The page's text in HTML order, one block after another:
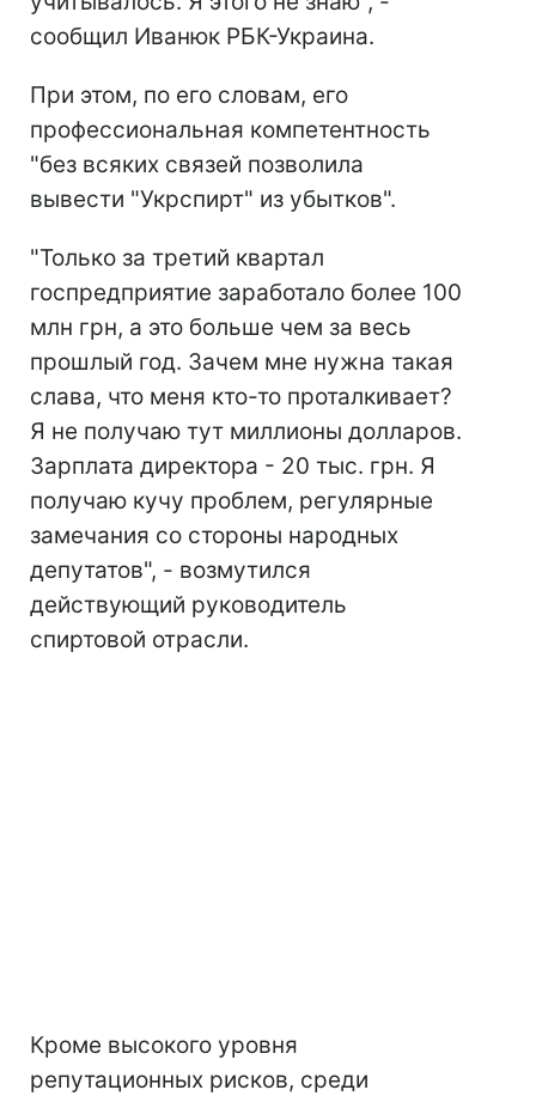
сообщил Иванюк РБК-Украина.
При этом, по его словам, его
профессиональная компетентность
"без всяких связей позволила
вывести "Укрспирт" из убытков".
"Только за третий квартал
госпредприятие заработало более 100
млн грн, а это больше чем за весь
прошлый год. Зачем мне нужна такая
слава, что меня кто-то проталкивает?
Я не получаю тут миллионы долларов.
Зарплата директора - 20 тыс. грн. Я
получаю кучу проблем, регулярные
замечания со стороны народных
депутатов", - возмутился
действующий руководитель
спиртовой отрасли.
Кроме высокого уровня
репутационных рисков, среди